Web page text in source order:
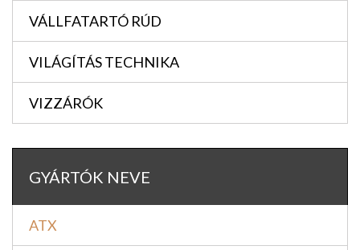
VÁLLFATARTÓ RÚD
VILÁGÍTÁS TECHNIKA
VIZZÁRÓK
GYÁRTÓK NEVE
ATX